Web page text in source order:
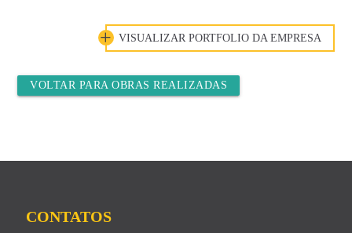
VISUALIZAR PORTFOLIO DA EMPRESA
VOLTAR PARA OBRAS REALIZADAS
CONTATOS